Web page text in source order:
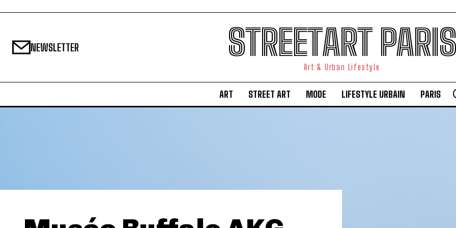
NEWSLETTER STREETART PARIS
Art & Urban Lifestyle
ART STREET ART MODE LIFESTYLE URBAIN PARIS